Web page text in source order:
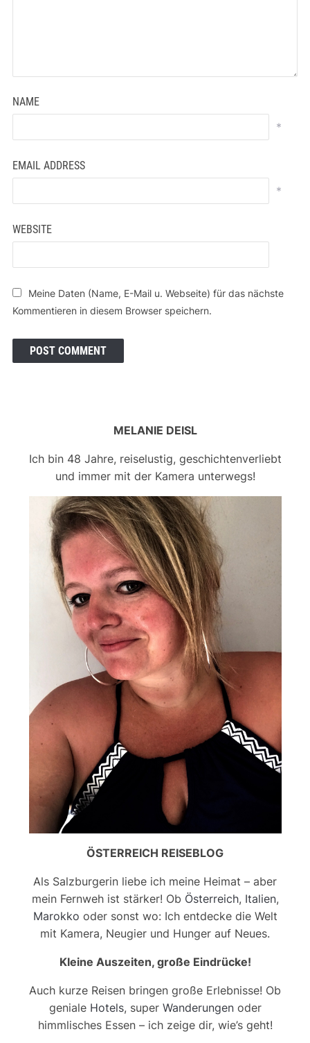
NAME
*
EMAIL ADDRESS
*
WEBSITE
Meine Daten (Name, E-Mail u. Webseite) für das nächste
Kommentieren in diesem Browser speichern.
MELANIE DEISL
Ich bin 48 Jahre, reiselustig, geschichtenverliebt
und immer mit der Kamera unterwegs!
ÖSTERREICH REISEBLOG
Als Salzburgerin liebe ich meine Heimat – aber
mein Fernweh ist stärker! Ob Österreich, Italien,
Marokko oder sonst wo: Ich entdecke die Welt
mit Kamera, Neugier und Hunger auf Neues.
Kleine Auszeiten, große Eindrücke!
Auch kurze Reisen bringen große Erlebnisse! Ob
geniale Hotels, super Wanderungenoder
himmlisches Essen – ich zeige dir, wie’s geht!